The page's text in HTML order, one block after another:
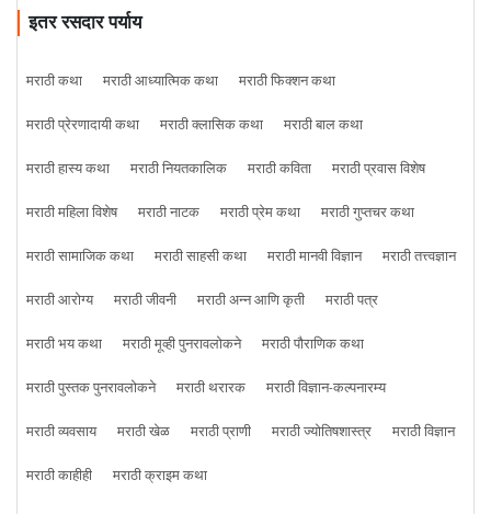
इतर रसदार पर्याय
मराठी कथा मराठी आध्यात्मिक कथा
मराठी फिक्शन कथा
मराठी प्रेरणादायी कथा
मराठी क्लासिक कथा
मराठी बाल कथा
मराठी हास्य कथा
मराठी नियतकालिक मराठी कविता
मराठी प्रवास विशेष
मराठी महिला विशेष
मराठी नाटक मराठी प्रेम कथा
मराठी गुप्तचर कथा
मराठी सामाजिक कथा
मराठी साहसी कथा मराठी मानवी विज्ञान
मराठी तत्त्वज्ञान
मराठी आरोग्य
मराठी जीवनी मराठी अन्न आणि कृती
मराठी पत्र
मराठी भय कथा
मराठी मूव्ही पुनरावलोकने
मराठी पौराणिक कथा
मराठी पुस्तक पुनरावलोकने
मराठी थरारक
मराठी विज्ञान-कल्पनारम्य
मराठी व्यवसाय
मराठी खेळ मराठी प्राणी मराठी ज्योतिषशास्त्र
मराठी विज्ञान
मराठी काहीही
मराठी क्राइम कथा